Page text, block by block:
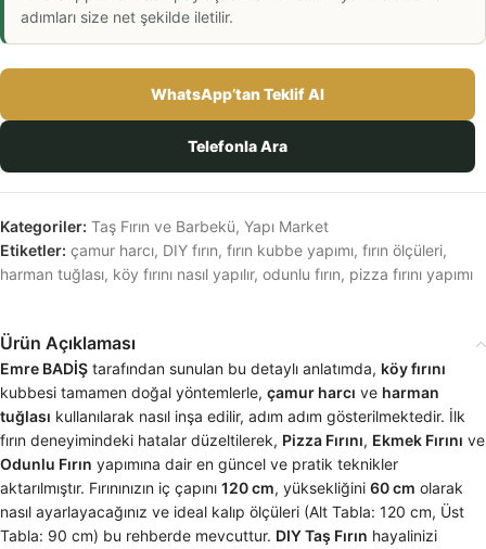
adımları size net şekilde iletilir.
WhatsApp’tan Teklif Al
Telefonla Ara
Kategoriler: Taş Fırın ve Barbekü, Yapı Market
Etiketler: çamur harcı, DIY fırın, fırın kubbe yapımı, fırın ölçüleri,
harman tuğlası, köy fırını nasıl yapılır, odunlu fırın, pizza fırını yapımı
Ürün Açıklaması
Emre BADİŞ tarafından sunulan bu detaylı anlatımda, köy fırını
kubbesi tamamen doğal yöntemlerle, çamur harcı ve harman
tuğlası kullanılarak nasıl inşa edilir, adım adım gösterilmektedir. İlk
fırın deneyimindeki hatalar düzeltilerek, Pizza Fırını, Ekmek Fırını ve
Odunlu Fırın yapımına dair en güncel ve pratik teknikler
aktarılmıştır. Fırınınızın iç çapını 120 cm, yüksekliğini 60 cm olarak
nasıl ayarlayacağınız ve ideal kalıp ölçüleri (Alt Tabla: 120 cm, Üst
Tabla: 90 cm) bu rehberde mevcuttur. DIY Taş Fırın hayalinizi